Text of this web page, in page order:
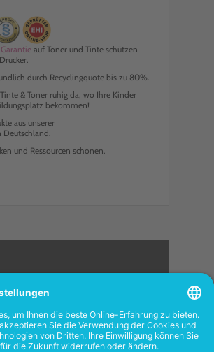
Garantie auf Toner und Tinte schützen
durch Recyclingquote bis zu 80%.
& Toner ruhig da, wo Ihre Kinder
bekommen!
aus unserer
Deutschland.
und Ressourcen schonen.
<
FOLGEN SIE UNS